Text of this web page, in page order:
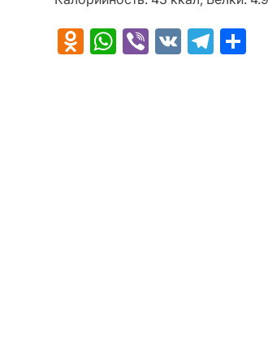
Odnoklassniki
WhatsApp
Viber
VK